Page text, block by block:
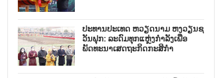
ປະທານປະເທດ ຫວຽດນາມ ຫງວຽນຊ
ວັນຟຸກ: ລະດົມທຸກແຫຼ່ງກຳລັງເພື່ອ
ພັດທະນາເສດຖະກິດກະສິກຳ